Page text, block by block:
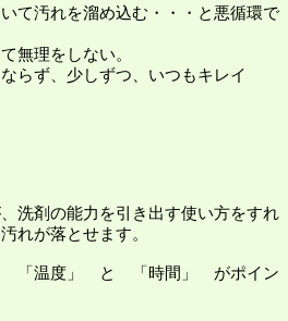
て汚れを溜め込む・・・と悪循環で
無理をしない。
らず、少しずつ、いつもキレイ
洗剤の能力を引き出す使い方をすれ
れが落とせます。
「温度」 と 「時間」 がポイン